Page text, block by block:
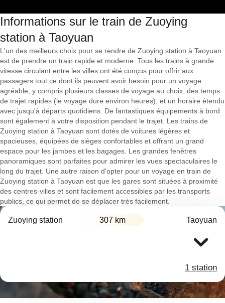
Informations sur le train de Zuoying
station à Taoyuan
L'un des meilleurs choix pour se rendre de Zuoying station à Taoyuan
est de prendre un train rapide et moderne. Tous les trains à grande
vitesse circulant entre les villes ont été conçus pour offrir aux
passagers tout ce dont ils peuvent avoir besoin pour un voyage
agréable, y compris plusieurs classes de voyage au choix, des temps
de trajet rapides (le voyage dure environ heures), et un horaire étendu
avec jusqu'à départs quotidiens. De fantastiques équipements à bord
sont également à votre disposition pendant le trajet. Les trains de
Zuoying station à Taoyuan sont dotés de voitures légères et
spacieuses, équipées de sièges confortables et offrant un grand
espace pour les jambes et les bagages. Les grandes fenêtres
panoramiques sont parfaites pour admirer les vues spectaculaires le
long du trajet. Une autre raison d'opter pour un voyage en train de
Zuoying station à Taoyuan est que les gares sont situées à proximité
des centres-villes et sont facilement accessibles par les transports
publics, ce qui permet de se déplacer très facilement.
Zuoying station 307 km Taoyuan
1 station